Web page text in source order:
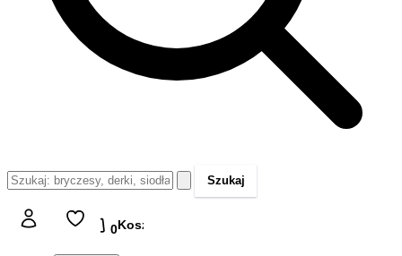
Szukaj
Koszyk 0Koszyk